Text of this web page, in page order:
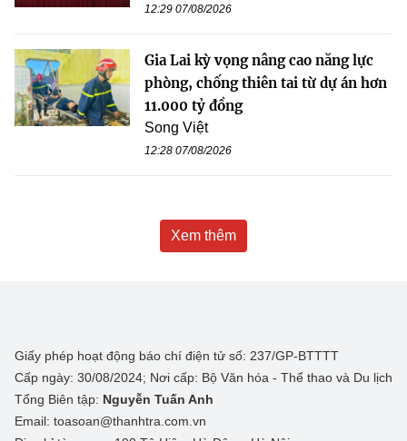
12:29 07/08/2026
Gia Lai kỳ vọng nâng cao năng lực
phòng, chống thiên tai từ dự án hơn
11.000 tỷ đồng
Song Việt
12:28 07/08/2026
Xem thêm
Giấy phép hoạt động báo chí điện tử số: 237/GP-BTTTT
Cấp ngày: 30/08/2024; Nơi cấp: Bộ Văn hóa - Thể thao và Du lịch
Tổng Biên tập: Nguyễn Tuấn Anh
Email: toasoan@thanhtra.com.vn